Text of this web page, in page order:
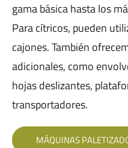
gama básica hasta los
Para cítricos, pueden
cajones. También
adicionales, como
hojas deslizantes,
transportadores.
MÁQUINAS